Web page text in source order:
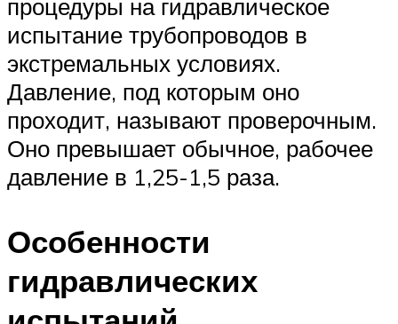
процедуры на гидравлическое
испытание трубопроводов в
экстремальных условиях.
Давление, под которым оно
проходит, называют проверочным.
Оно превышает обычное, рабочее
давление в 1,25-1,5 раза.
Особенности
гидравлических